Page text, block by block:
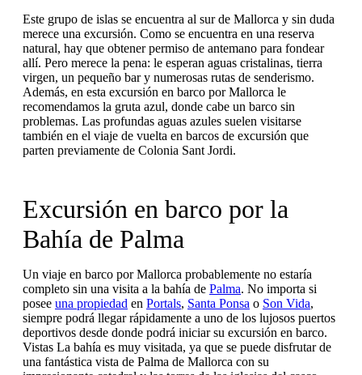
Este grupo de islas se encuentra al sur de Mallorca y sin duda
merece una excursión. Como se encuentra en una reserva
natural, hay que obtener permiso de antemano para fondear
allí. Pero merece la pena: le esperan aguas cristalinas, tierra
virgen, un pequeño bar y numerosas rutas de senderismo.
Además, en esta excursión en barco por Mallorca le
recomendamos la gruta azul, donde cabe un barco sin
problemas. Las profundas aguas azules suelen visitarse
también en el viaje de vuelta en barcos de excursión que
parten previamente de Colonia Sant Jordi.
Excursión en barco por la
Bahía de Palma
Un viaje en barco por Mallorca probablemente no estaría
completo sin una visita a la bahía de Palma. No importa si
posee una propiedad en Portals, Santa Ponsa o Son Vida,
siempre podrá llegar rápidamente a uno de los lujosos puertos
deportivos desde donde podrá iniciar su excursión en barco.
Vistas La bahía es muy visitada, ya que se puede disfrutar de
una fantástica vista de Palma de Mallorca con su